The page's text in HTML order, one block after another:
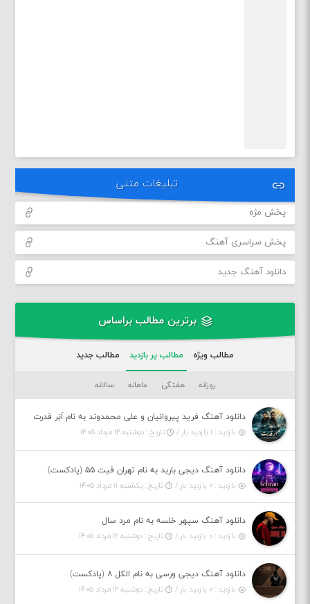
تبلیغات متنی
پخش مژه
پخش سراسری آهنگ
دانلود آهنگ جدید
برترین مطالب براساس
مطالب ویژه مطالب پر بازدید مطالب جدید
روزانه هفتگی ماهانه سالانه
دانلود آهنگ فرید پیروانیان و علی محمدوند به نام اَبَر قدرت
بازدید : ۱ بازدید بار /
تاریخ : دوشنبه ۱۲ مرداد ۱۴۰۵
دانلود آهنگ دیجی باربد به نام تهران فیت ۵۵ (پادکست)
بازدید : ۰ بازدید بار /
تاریخ : یکشنبه ۱۱ مرداد ۱۴۰۵
دانلود آهنگ سپهر خلسه به نام مرد سال
بازدید : ۰ بازدید بار /
تاریخ : دوشنبه ۱۲ مرداد ۱۴۰۵
دانلود آهنگ دیجی ورسی به نام الکل ۸ (پادکست)
بازدید : ۰ بازدید بار /
تاریخ : دوشنبه ۱۲ مرداد ۱۴۰۵